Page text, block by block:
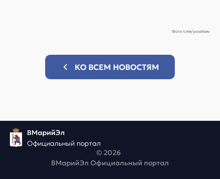
Фото t.me/yvzaitsev
КО ВСЕМ НОВОСТЯМ
ВМарийЭл
Официальный портал
© 2026
ВМарийЭл Официальный портал